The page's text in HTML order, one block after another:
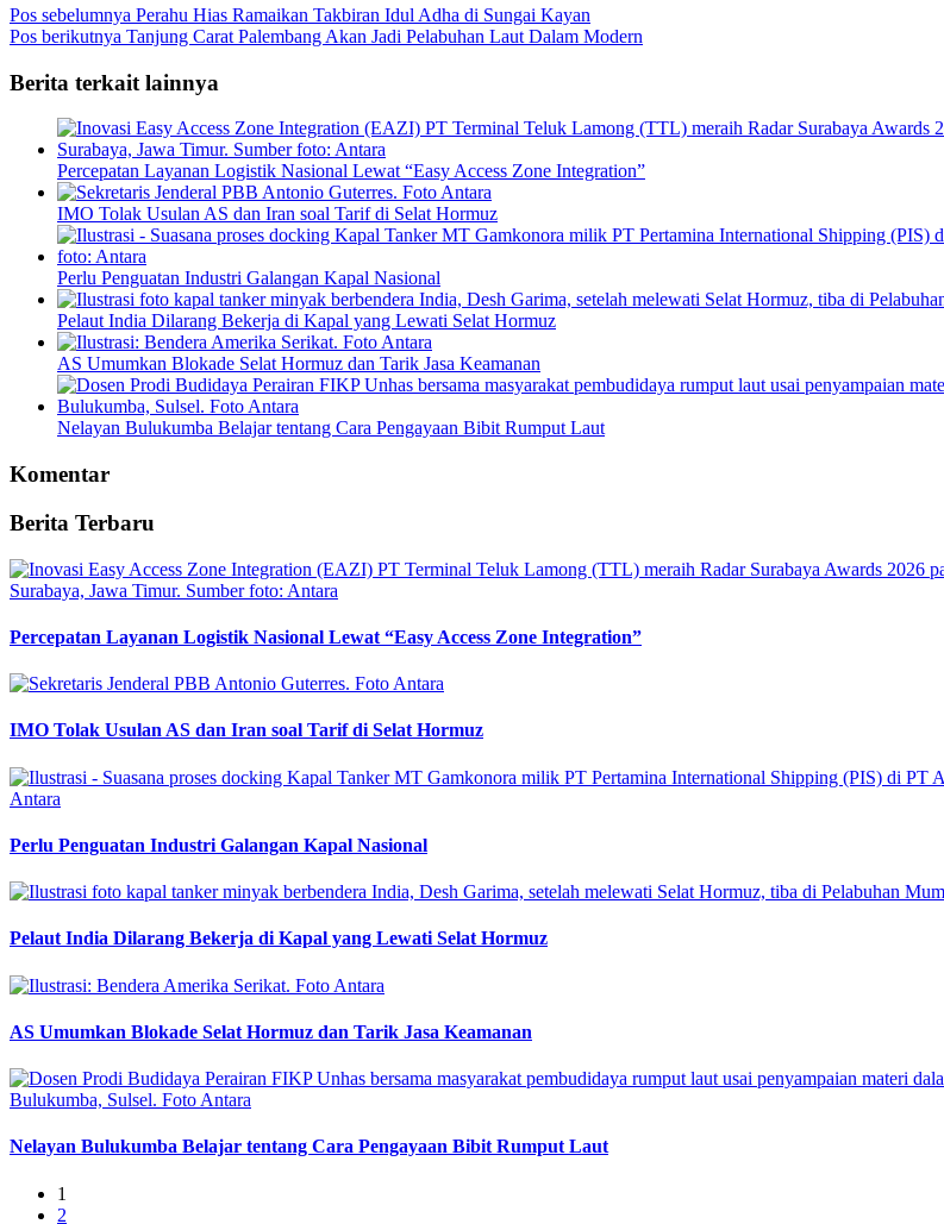
Pos sebelumnya Perahu Hias Ramaikan Takbiran Idul Adha di Sungai Kayan
Pos berikutnya Tanjung Carat Palembang Akan Jadi Pelabuhan Laut Dalam Modern
Berita terkait lainnya
Percepatan Layanan Logistik Nasional Lewat “Easy Access Zone Integration”
IMO Tolak Usulan AS dan Iran soal Tarif di Selat Hormuz
Perlu Penguatan Industri Galangan Kapal Nasional
Pelaut India Dilarang Bekerja di Kapal yang Lewati Selat Hormuz
AS Umumkan Blokade Selat Hormuz dan Tarik Jasa Keamanan
Nelayan Bulukumba Belajar tentang Cara Pengayaan Bibit Rumput Laut
Komentar
Berita Terbaru
Percepatan Layanan Logistik Nasional Lewat “Easy Access Zone Integration”
IMO Tolak Usulan AS dan Iran soal Tarif di Selat Hormuz
Perlu Penguatan Industri Galangan Kapal Nasional
Pelaut India Dilarang Bekerja di Kapal yang Lewati Selat Hormuz
AS Umumkan Blokade Selat Hormuz dan Tarik Jasa Keamanan
Nelayan Bulukumba Belajar tentang Cara Pengayaan Bibit Rumput Laut
1
2